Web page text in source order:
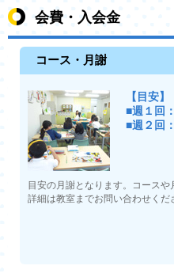
会費・入会金
コース・月謝
【目安】
■週１回
■週２回
目安の月謝となります。コースや
詳細は教室までお問い合わせくだ